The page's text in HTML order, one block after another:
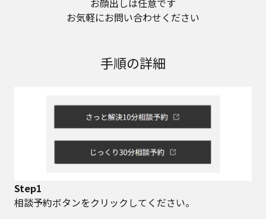
お気軽にお問い合わせください
手順の詳細
Step1
相談予約ボタンをクリックしてください。